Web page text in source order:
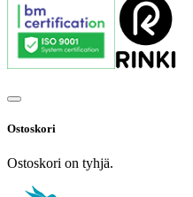
Ostoskori
Ostoskori on tyhjä.